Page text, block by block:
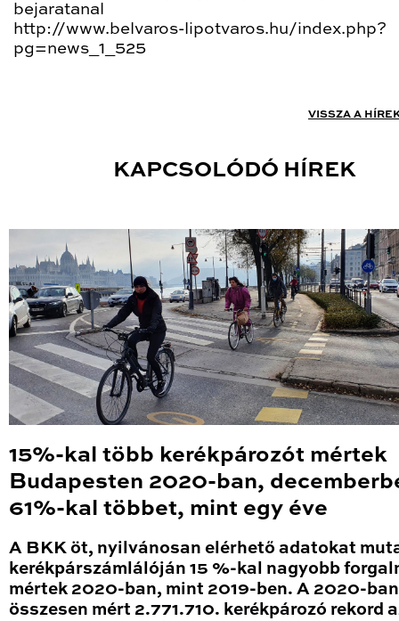
bejaratanal
http://www.belvaros-lipotvaros.hu/index.php?
pg=news_1_525
VISSZA A
KAPCSOLÓDÓ HÍREK
15%-kal több kerékpározót mértek
Budapesten 2020-ban,
61%-kal többet, mint egy éve
A BKK öt, nyilvánosan elérhető adatokat
kerékpárszámlálóján 15 %-kal nagyobb
mértek 2020-ban, mint 2019-ben. A 2020-ban
összesen mért 2.771.710. kerékpározó rekord